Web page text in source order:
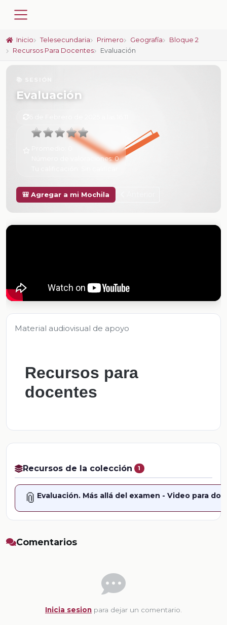
Inicio Telesecundaria Primero Geografía
Bloque 2
Recursos Para Docentes
Evaluación
Evaluación
Número de valoraciones:0
🎒 Agregar a mi Mochila
Material audiovisual de apoyo
Recursos para
docentes
Recursos de la colección 1
📎 Evaluación. Más allá del examen - Video para
Comentarios
Inicia sesion para dejar un comentario.